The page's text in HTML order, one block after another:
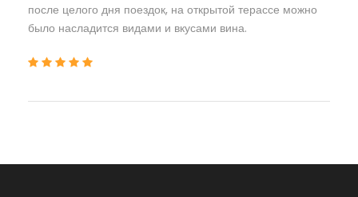
после целого дня поездок, на открытой терассе можно
было насладится видами и вкусами вина.